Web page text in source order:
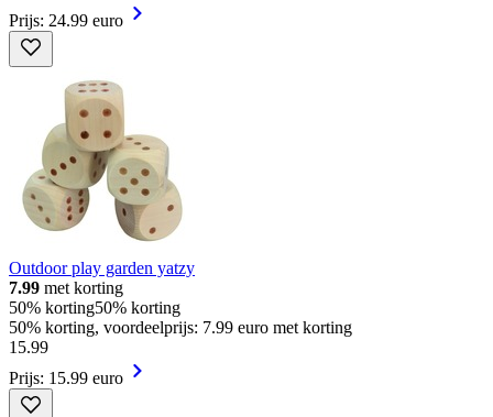
Prijs: 24.99 euro
Outdoor play garden yatzy
7.99 met korting
50% korting50% korting
50% korting, voordeelprijs: 7.99 euro met korting
15.99
Prijs: 15.99 euro